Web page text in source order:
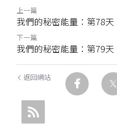
上一篇
我們的秘密能量：第78天
下一篇
我們的秘密能量：第79天
返回網站